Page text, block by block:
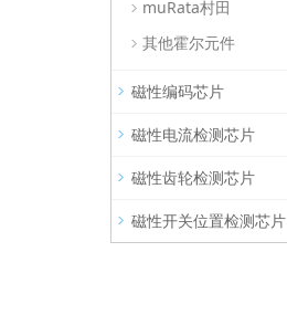
muRata村田
其他霍尔元件
磁性编码芯片
磁性电流检测芯片
磁性齿轮检测芯片
磁性开关位置检测芯片